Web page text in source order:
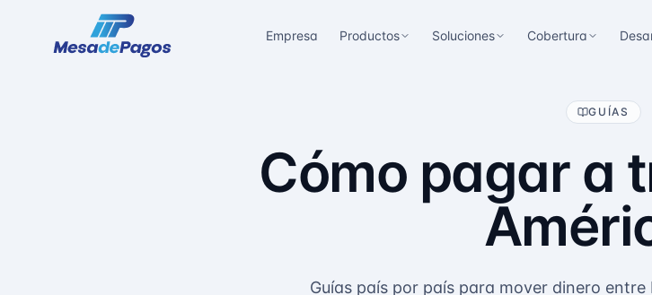
Empresa Productos Soluciones Cobertura
GUÍAS
Cómo pagar a
Guías país por país para mover dinero